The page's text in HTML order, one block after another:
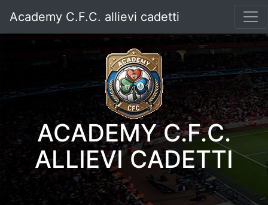
Academy C.F.C. allievi cadetti
ACADEMY C.F.C.
ALLIEVI CADETTI